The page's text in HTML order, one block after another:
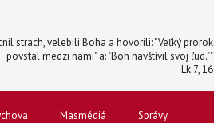
strach, velebili Boha a hovorili: "Veľký prorok
povstal medzi nami" a: "Boh navštívil svoj ľud.""
Lk 7, 16
Masmédiá Správy